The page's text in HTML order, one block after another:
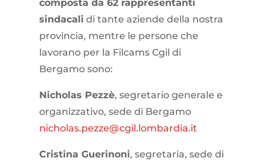
composta da 62 rappresentanti
sindacali di tante aziende della nostra
provincia, mentre le persone che
lavorano per la Filcams Cgil di
Bergamo sono:
Nicholas Pezzè, segretario generale e
organizzativo, sede di Bergamo
nicholas.pezze@cgil.lombardia.it
Cristina Guerinoni, segretaria, sede di